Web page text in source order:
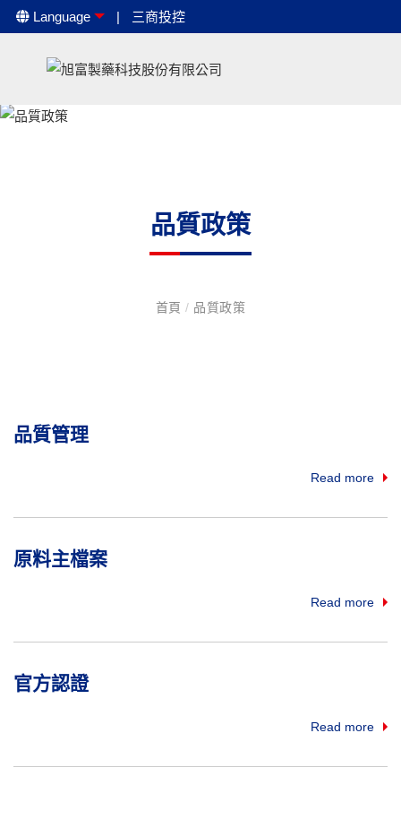
Language 三商投控
品質政策
首頁/ 品質政策
品質管理
Read more
原料主檔案
Read more
官方認證
Read more